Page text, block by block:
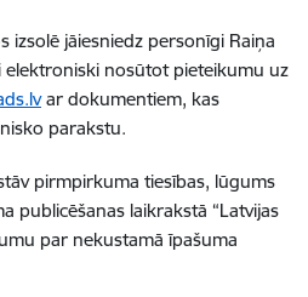
izsolē jāiesniedz personīgi Raiņa
elektroniski nosūtot pieteikumu uz
ar dokumentiem, kas
parakstu.
pirmpirkuma tiesības, lūgums
publicēšanas laikrakstā “Latvijas
par nekustamā īpašuma